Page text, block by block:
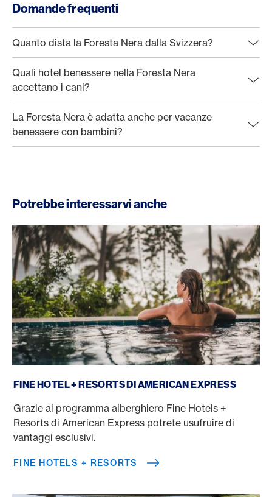
Domande frequenti
Quanto dista la Foresta Nera dalla Svizzera?
Quali hotel benessere nella Foresta Nera
accettano i cani?
La Foresta Nera è adatta anche per vacanze
benessere con bambini?
Potrebbe interessarvi anche
FINE HOTEL + RESORTS DI AMERICAN EXPRESS
Grazie al programma alberghiero Fine Hotels +
Resorts di American Express potrete usufruire di
vantaggi esclusivi.
FINE HOTELS + RESORTS